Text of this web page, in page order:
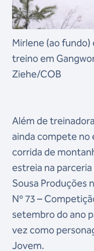
Mirlene (ao fundo)
treino em
Ziehe/COB
Além de
ainda compete no
corrida de
estreia na
Sousa Produções
Nº 73 –
setembro do ano
vez como
Jovem.